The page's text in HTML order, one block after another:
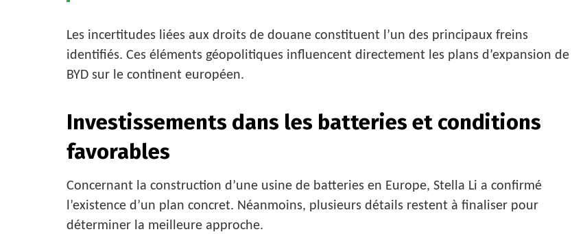
Les incertitudes liées aux droits de douane constituent l’un des principaux freins
identifiés. Ces éléments géopolitiques influencent directement les plans d’expansion de
BYD sur le continent européen.
Investissements dans les batteries et conditions
favorables
Concernant la construction d’une usine de batteries en Europe, Stella Li a confirmé
l’existence d’un plan concret. Néanmoins, plusieurs détails restent à finaliser pour
déterminer la meilleure approche.